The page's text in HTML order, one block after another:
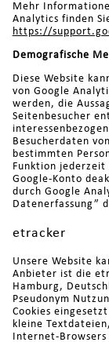
Mehr
Analytics finden
https://
Demografische
Diese Website
von Google
werden, die
Seitenbesucher
Besucherdaten
bestimmten
Funktion
Google-Konto
durch Google
Datenerfassung”
etracker
Unsere Website
Anbieter ist die
Hamburg,
Pseudonym
Cookies
kleine
Internet-Browsers